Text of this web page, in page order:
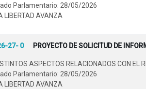
Parlamentario: 28/05/2026
LIBERTAD AVANZA
27- 0 PROYECTO DE SOLICITUD DE
ASPECTOS RELACIONADOS CON EL
Parlamentario: 28/05/2026
LIBERTAD AVANZA